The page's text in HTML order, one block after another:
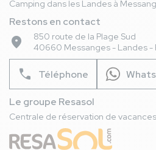
Camping dans les Landes à
Restons en contact
place
850 route de la Plage Sud
40660 Messanges - Landes -
phone Téléphone
Le groupe Resasol
Centrale de réservation de